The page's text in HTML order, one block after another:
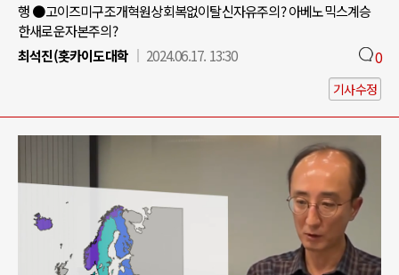
행 ●고이즈미구조개혁원상회복없이탈신자유주의? 아베노믹스계승
한새로운자본주의?
최석진(홋카이도대학
2024.06.17. 13:30 0
기사수정